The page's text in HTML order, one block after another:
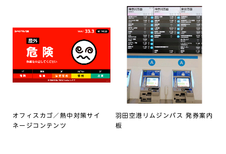
オフィスカゴ／熱中対策サイ
ネージコンテンツ
羽田空港リムジンバス 発券案内
板